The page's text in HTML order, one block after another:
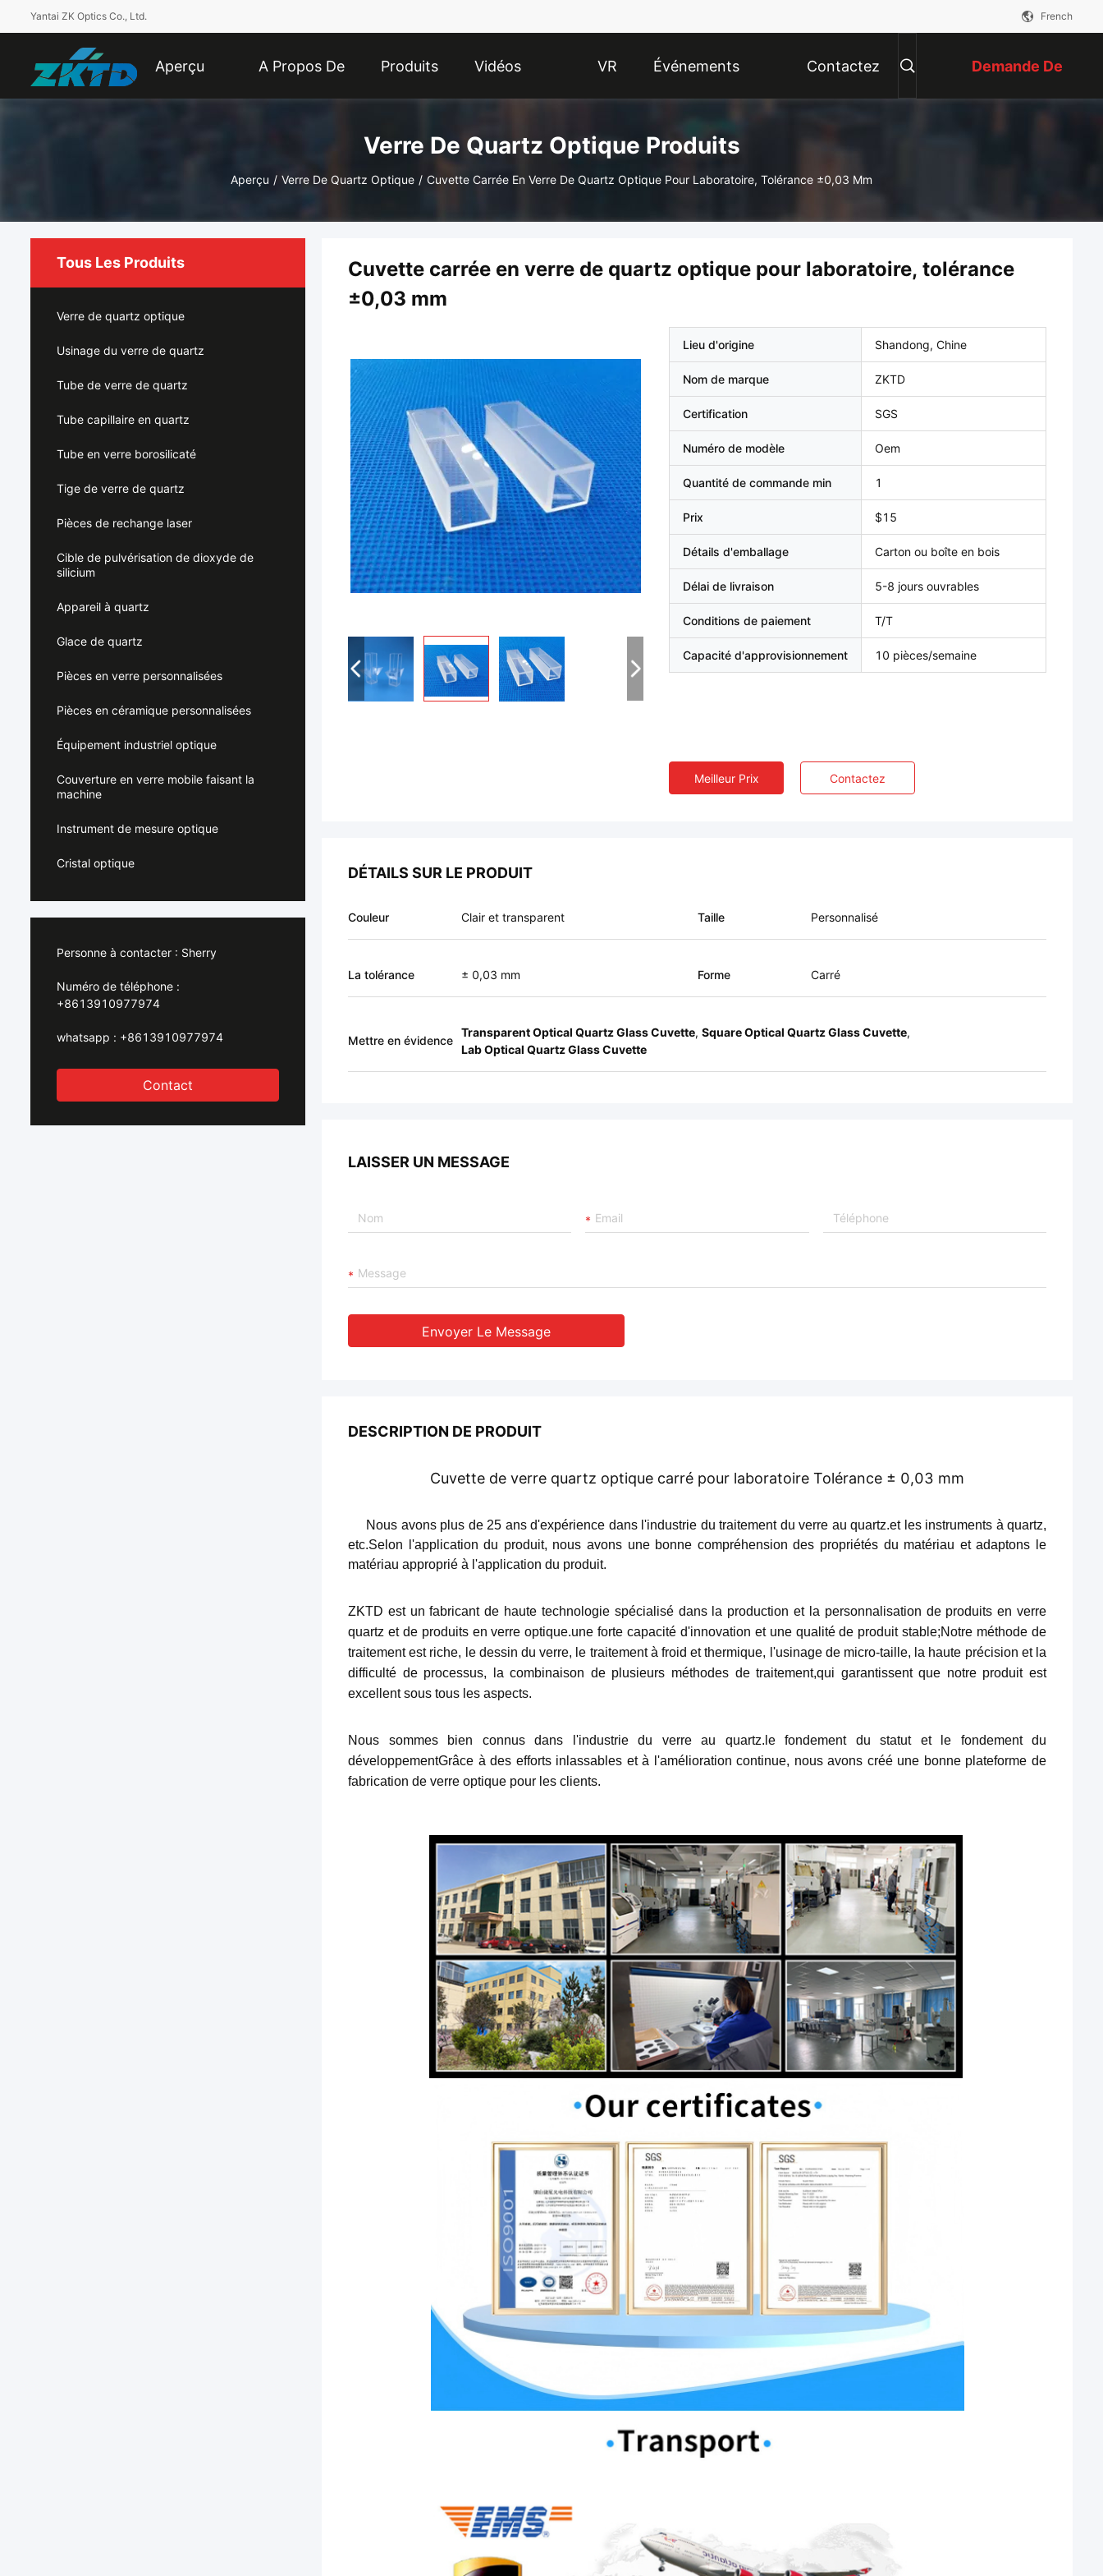
Yantai ZK Optics Co., Ltd. French
Aperçu A Propos De Produits Vidéos VR
Show
Événements Contactez Demande De
Verre De Quartz Optique Produits
Aperçu / Verre De Quartz Optique / Cuvette Carrée En Verre De Quartz Optique Pour Laboratoire, Tolérance ±0,03 Mm
Tous Les Produits
Verre de quartz optique
Usinage du verre de quartz
Tube de verre de quartz
Tube capillaire en quartz
Tube en verre borosilicaté
Tige de verre de quartz
Pièces de rechange laser
Cible de pulvérisation de dioxyde de
silicium
Appareil à quartz
Glace de quartz
Pièces en verre personnalisées
Pièces en céramique personnalisées
Équipement industriel optique
Couverture en verre mobile faisant la
machine
Instrument de mesure optique
Cristal optique
Personne à contacter : Sherry
Numéro de téléphone :
+8613910977974
whatsapp : +8613910977974
Contact
Cuvette carrée en verre de quartz optique pour laboratoire, tolérance
±0,03 mm
Lieu d'origine Shandong, Chine
Nom de marque ZKTD
Certification SGS
Numéro de modèle Oem
Quantité de commande min 1
Prix $15
Détails d'emballage Carton ou boîte en bois
Délai de livraison 5-8 jours ouvrables
Conditions de paiement T/T
Capacité d'approvisionnement 10 pièces/semaine
Meilleur Prix Contactez
DÉTAILS SUR LE PRODUIT
Couleur Clair et transparent Taille Personnalisé
La tolérance ± 0,03 mm Forme Carré
Mettre en évidence
Transparent Optical Quartz Glass Cuvette, Square Optical Quartz Glass Cuvette,
Lab Optical Quartz Glass Cuvette
LAISSER UN MESSAGE
Envoyer Le Message
DESCRIPTION DE PRODUIT
Cuvette de verre quartz optique carré pour laboratoire Tolérance ± 0,03 mm
Nous avons plus de 25 ans d'expérience dans l'industrie du traitement du verre au quartz.et les instruments à quartz,
etc.Selon l'application du produit, nous avons une bonne compréhension des propriétés du matériau et adaptons le
matériau approprié à l'application du produit.
ZKTD est un fabricant de haute technologie spécialisé dans la production et la personnalisation de produits en verre
quartz et de produits en verre optique.une forte capacité d'innovation et une qualité de produit stable;Notre méthode de
traitement est riche, le dessin du verre, le traitement à froid et thermique, l'usinage de micro-taille, la haute précision et la
difficulté de processus, la combinaison de plusieurs méthodes de traitement,qui garantissent que notre produit est
excellent sous tous les aspects.
Nous sommes bien connus dans l'industrie du verre au quartz.le fondement du statut et le fondement du
développementGrâce à des efforts inlassables et à l'amélioration continue, nous avons créé une bonne plateforme de
fabrication de verre optique pour les clients.